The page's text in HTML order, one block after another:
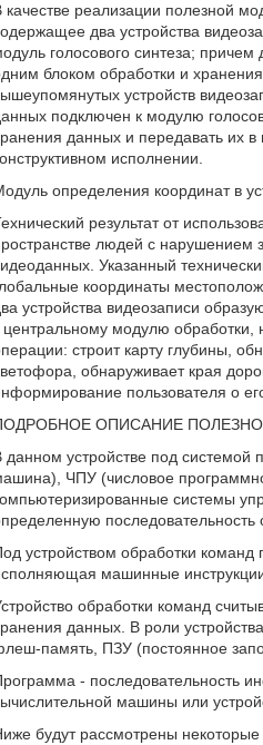
качестве реализации полезной
два устройства
голосового синтеза;
блоком обработки и
устройств
подключен к модулю
данных и передавать их
исполнении.
определения координат в
результат от
людей с нарушением
Указанный
координаты
устройства видеозаписи
центральному модулю
строит карту глубины,
обнаруживает края
пользователя о
ОПИСАНИЕ
данном устройстве под системой
ЧПУ (числовое
системы
последовательность
устройством обработки команд
машинные
обработки команд
данных. В роли
память, ПЗУ (постоянное
- последовательность
машины или
будут рассмотрены